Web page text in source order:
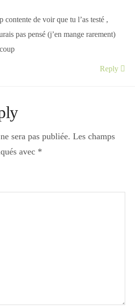
contente de voir que tu l’as testé ,
pas pensé (j’en mange rarement)
Reply
sera pas publiée. Les champs
avec *